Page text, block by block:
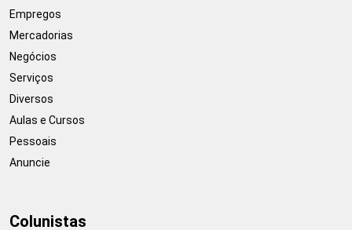
Empregos
Mercadorias
Negócios
Serviços
Diversos
Aulas e Cursos
Pessoais
Anuncie
Colunistas